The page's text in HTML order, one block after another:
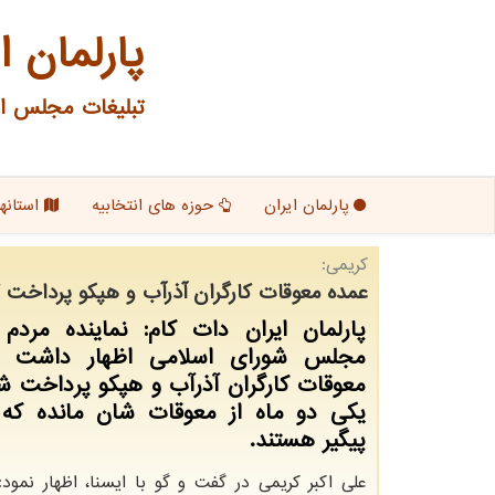
پارلمان
تبلیغات مجلس
پارلمان ایران حوزه های انتخابیه
كریمی:
عمده معوقات كارگران آذرآب و هپكو پرداخت
پارلمان ایران دات كام: نماینده
مجلس شورای اسلامی اظهار داشت
معوقات كارگران آذرآب و هپكو پرداخت
یكی دو ماه از معوقات شان مانده
پیگیر هستند.
علی اکبر کریمی در گفت و گو با ایسنا، اظهار